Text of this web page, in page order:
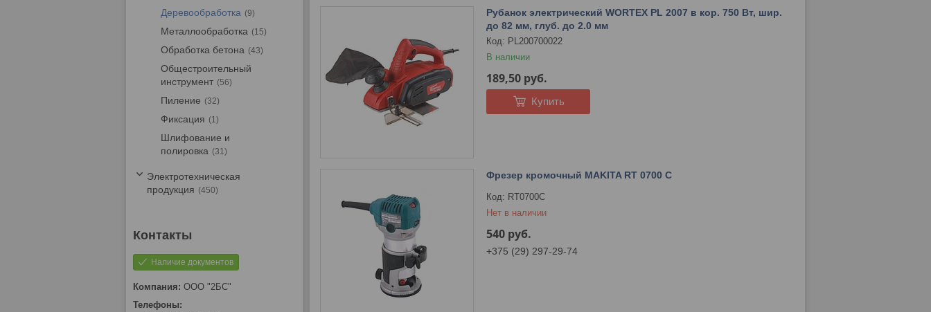
Рубанок электрический WORTEX PL 2007 в кор. 750 Вт, шир.
до 82 мм, глуб. до 2.0 мм
PL200700022
В наличии
189,50 руб.
Купить
Фрезер кромочный MAKITA RT 0700 C
RT0700C
Нет в наличии
540 руб.
+375 (29) 297-29-74
Деревообработка 9
Металлообработка 15
Обработка бетона 43
Общестроительный
инструмент
56
Пиление 32
Фиксация 1
Шлифование и
полировка
31
Электротехническая
продукция
450
Наличие документов
ООО "2БС"